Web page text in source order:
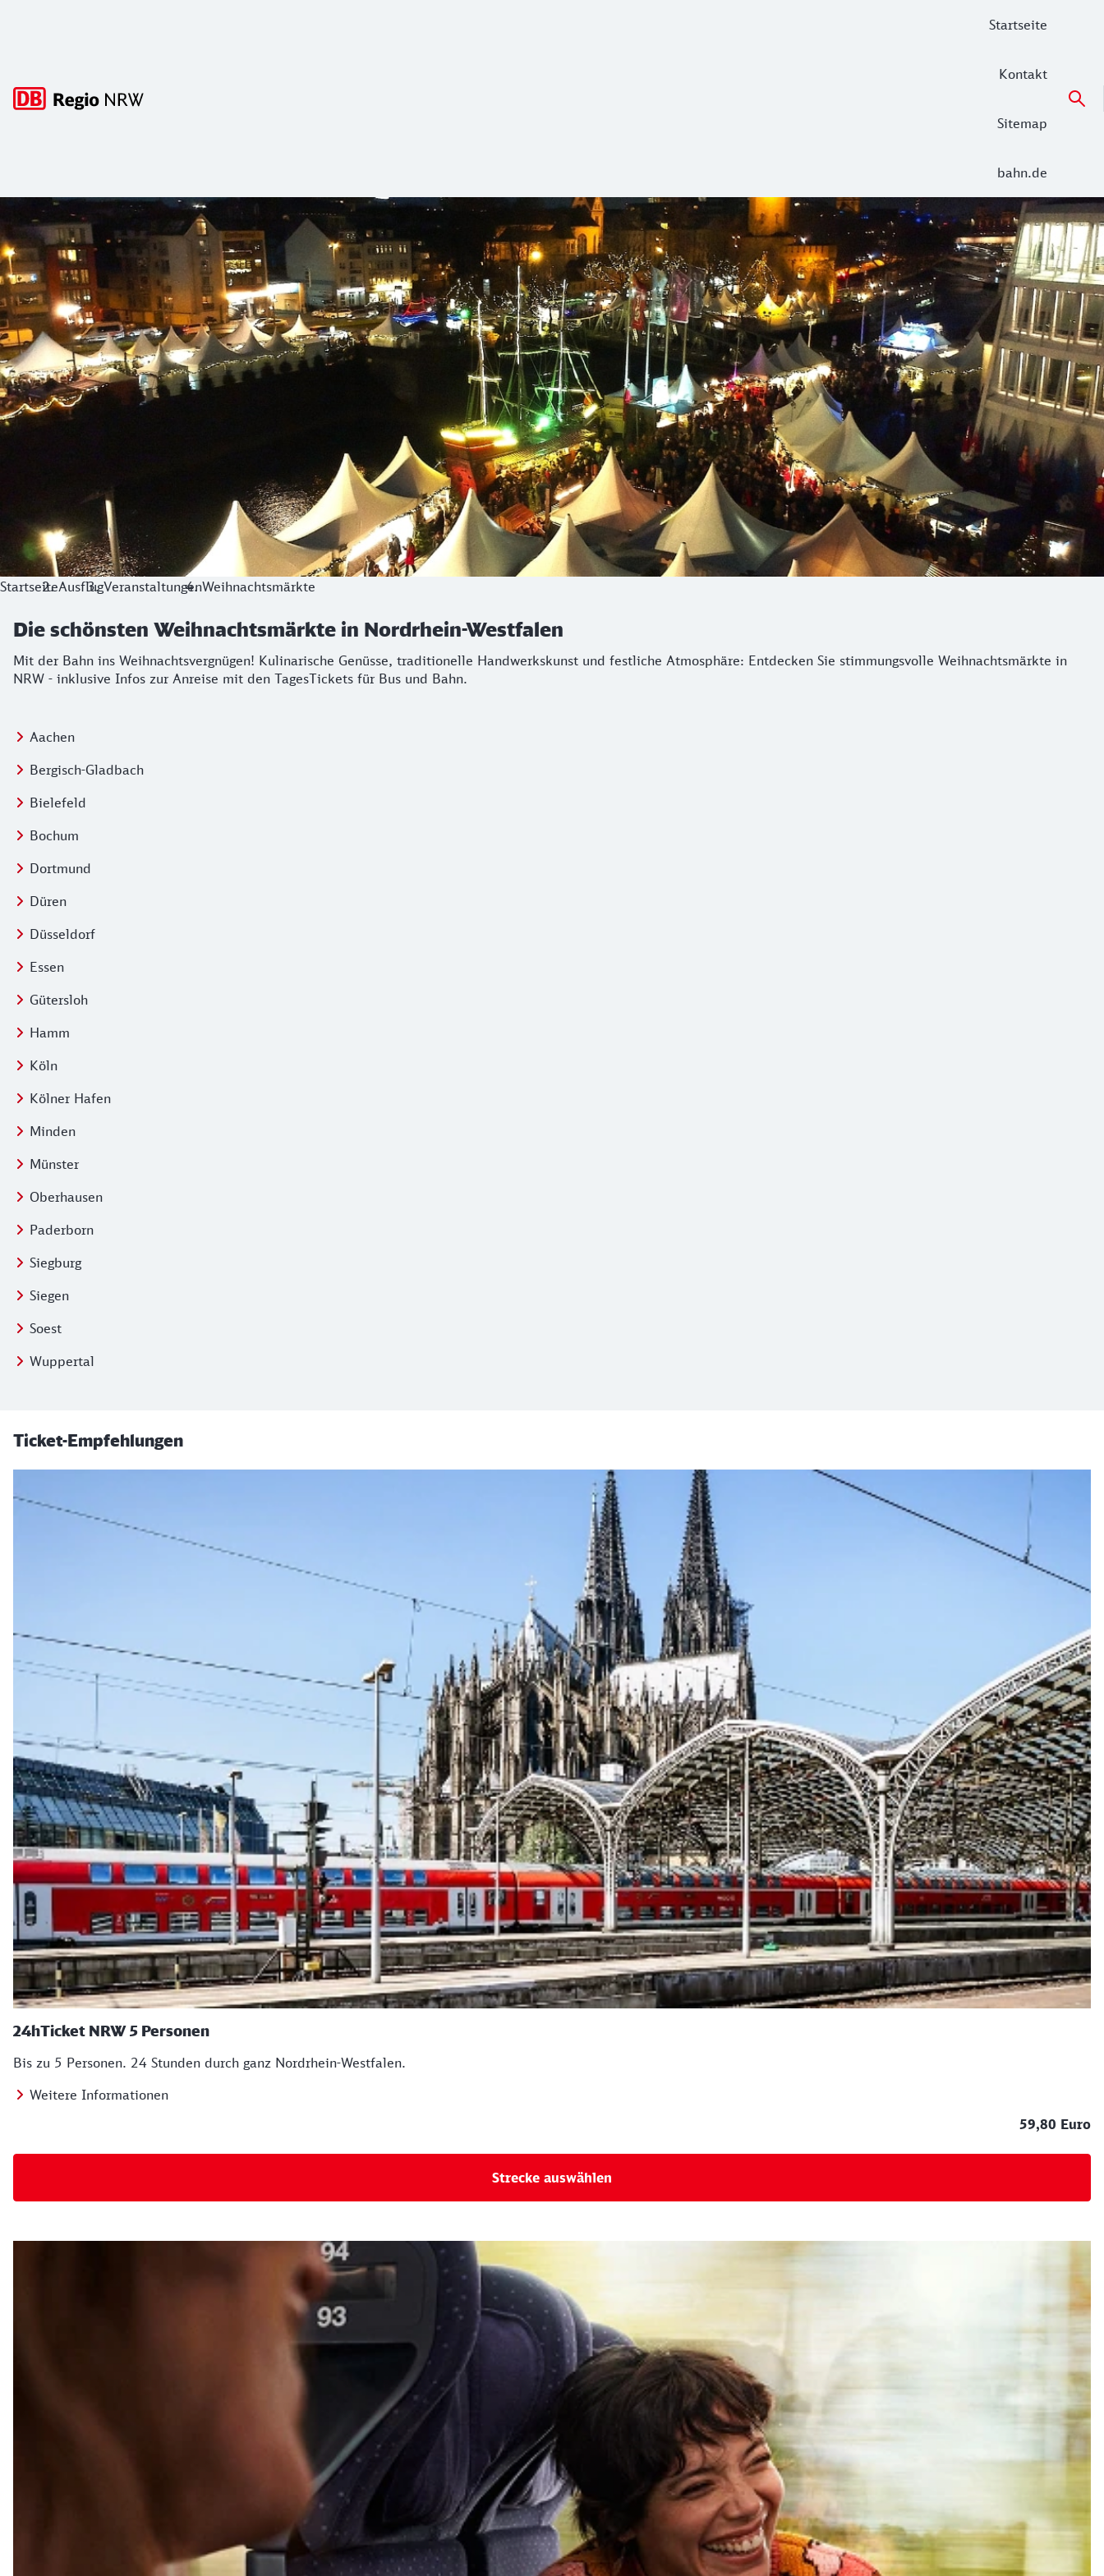
Startseite
Kontakt
Sitemap
bahn.de
Die schönsten Weihnachtsmärkte in Nordrhein-Westfalen
Mit der Bahn ins Weihnachtsvergnügen! Kulinarische Genüsse, traditionelle Handwerkskunst und festliche Atmosphäre: Entdecken Sie stimmungsvolle Weihnachtsmärkte in NRW
StartseiteAusflugVeranstaltungenWeihnachtsmärkte
Die schönsten Weihnachtsmärkte in Nordrhein-Westfalen
Mit der Bahn ins Weihnachtsvergnügen! Kulinarische Genüsse, traditionelle Handwerkskunst und festliche Atmosphäre: Entdecken Sie stimmungsvolle Weihnachtsmärkte in
NRW - inklusive Infos zur Anreise mit den TagesTickets für Bus und Bahn.
Übersicht über die Weihnachtsmärkte in NRW
Aachen
Bergisch-Gladbach
Bielefeld
Bochum
Dortmund
Düren
Düsseldorf
Essen
Gütersloh
Hamm
Köln
Kölner Hafen
Minden
Münster
Oberhausen
Paderborn
Siegburg
Siegen
Soest
Wuppertal
Ticket-Empfehlungen
24hTicket NRW 5 Personen
Bis zu 5 Personen. 24 Stunden durch ganz Nordrhein-Westfalen.
Weitere Informationen
59,80 Euro
Strecke auswählen